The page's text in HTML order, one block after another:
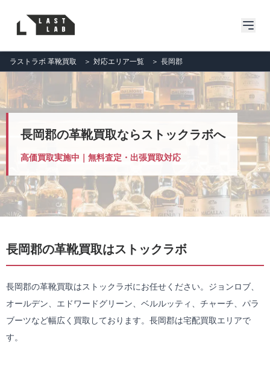
ラストラボ 革靴買取 ＞ 対応エリア一覧 ＞ 長岡郡
長岡郡の革靴買取ならストックラボへ
高価買取実施中｜無料査定・出張買取対応
長岡郡の革靴買取はストックラボ
長岡郡の革靴買取はストックラボにお任せください。ジョンロブ、
オールデン、エドワードグリーン、ベルルッティ、チャーチ、パラ
ブーツなど幅広く買取しております。長岡郡は宅配買取エリアで
す。